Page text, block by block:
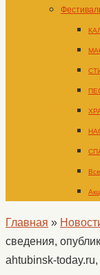
Главная »
сведения,
ahtubinsk-